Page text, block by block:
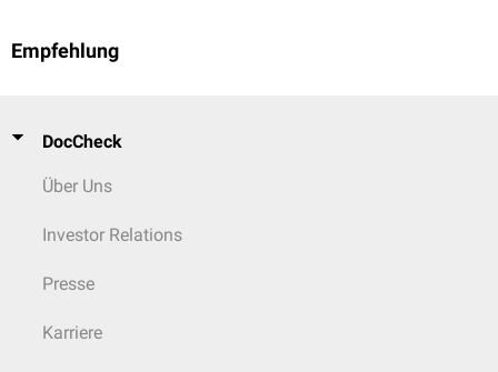
Empfehlung
DocCheck
Über Uns
Investor Relations
Presse
Karriere